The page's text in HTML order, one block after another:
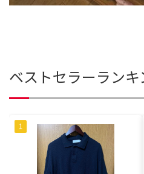
ベストセラーラン